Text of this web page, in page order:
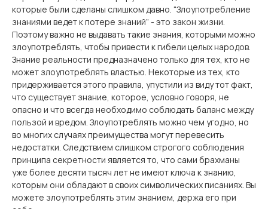
которые были сделаны слишком давно. “Злоупотребление
знаниями ведет к потере знаний” - это закон жизни.
Поэтому важно не выдавать такие знания, которыми можно
злоупотреблять, чтобы привести к гибели целых народов.
Знание реальности предназначено только для тех, кто не
может злоупотреблять властью. Некоторые из тех, кто
придерживается этого правила, упустили из виду тот факт,
что существует знание, которое, условно говоря, не
опасно и что всегда необходимо соблюдать баланс между
пользой и вредом. Злоупотреблять можно чем угодно, но
во многих случаях преимущества могут перевесить
недостатки. Следствием слишком строгого соблюдения
принципа секретности является то, что сами брахманы
уже более десяти тысяч лет не имеют ключа к знанию,
которым они обладают в своих символических писаниях. Вы
можете злоупотреблять этим знанием, держа его при